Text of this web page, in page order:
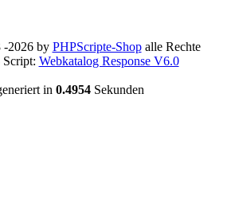
-2026 by PHPScripte-Shopalle Rechte
Script: Webkatalog Response V6.0
in 0.4954 Sekunden